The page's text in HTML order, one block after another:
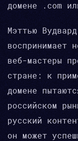
домене .com
Мэттью
воспринимает
веб-мастеры
стране: к
домене
российском
русский
он может